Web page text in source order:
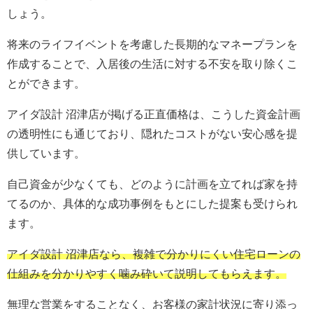
しょう。
将来のライフイベントを考慮した長期的なマネープランを
作成することで、入居後の生活に対する不安を取り除くこ
とができます。
アイダ設計 沼津店が掲げる正直価格は、こうした資金計画
の透明性にも通じており、隠れたコストがない安心感を提
供しています。
自己資金が少なくても、どのように計画を立てれば家を持
てるのか、具体的な成功事例をもとにした提案も受けられ
ます。
アイダ設計 沼津店なら、複雑で分かりにくい住宅ローンの
仕組みを分かりやすく噛み砕いて説明してもらえます。
無理な営業をすることなく、お客様の家計状況に寄り添っ